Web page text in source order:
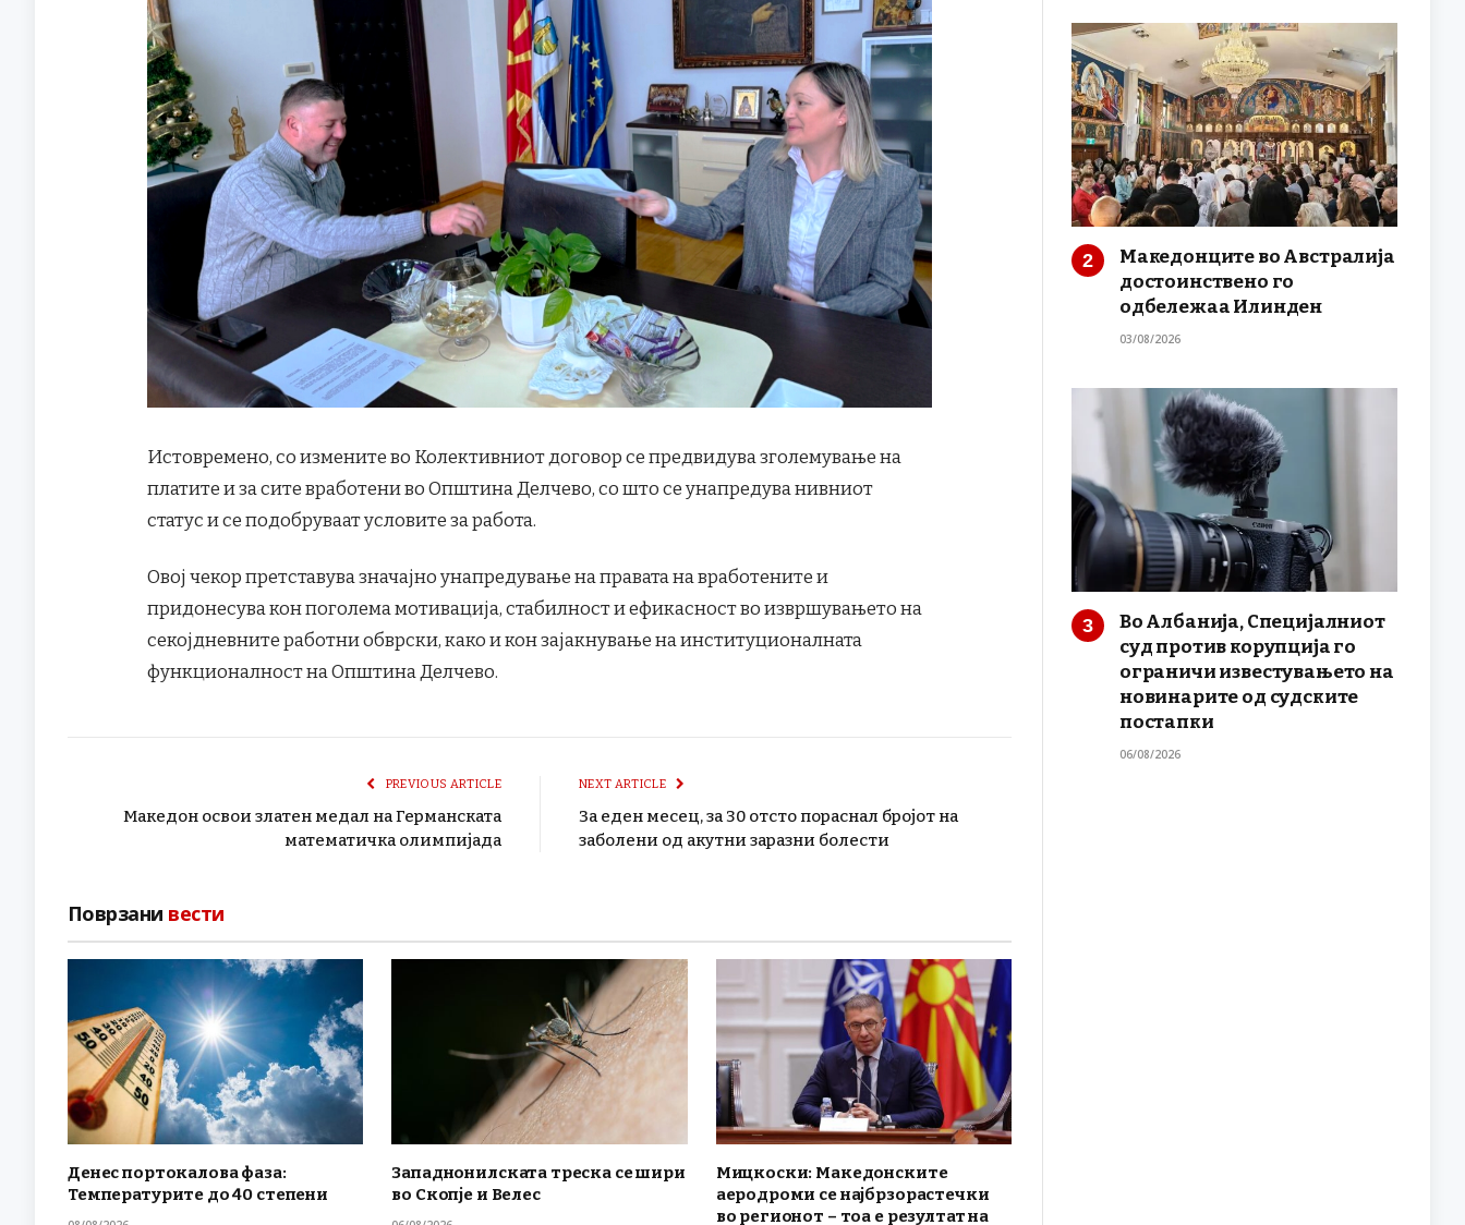
Истовремено, со измените во Колективниот договор се предвидува зголемување на
платите и за сите вработени во Општина Делчево, со што се унапредува нивниот
статус и се подобруваат условите за работа.
Овој чекор претставува значајно унапредување на правата на вработените и
придонесува кон поголема мотивација, стабилност и ефикасност во извршувањето на
секојдневните работни обврски, како и кон зајакнување на институционалната
функционалност на Општина Делчево.
PREVIOUS ARTICLE
Македон освои златен медал на Германската
математичка олимпијада
NEXT ARTICLE
За еден месец, за 30 отсто пораснал бројот на
заболени од акутни заразни болести
Поврзани вести
Денес портокалова фаза:
Температурите до 40 степени
Западнонилската треска се шири
во Скопје и Велес
Мицкоски: Македонските
аеродроми се најбрзорастечки
во регионот – тоа е резултат на
Македонците во Австралија
достоинствено го
одбележаа Илинден
03/08/2026
Во Албанија, Специјалниот
суд против корупција го
ограничи известувањето на
новинарите од судските
постапки
06/08/2026